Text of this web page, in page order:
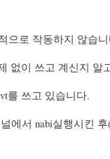
으로 작동하지 않습
없이 쓰고 계신지 알
를 쓰고 있습니다.
에서 nabi실행시